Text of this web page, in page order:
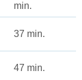
min.
37 min.
47 min.